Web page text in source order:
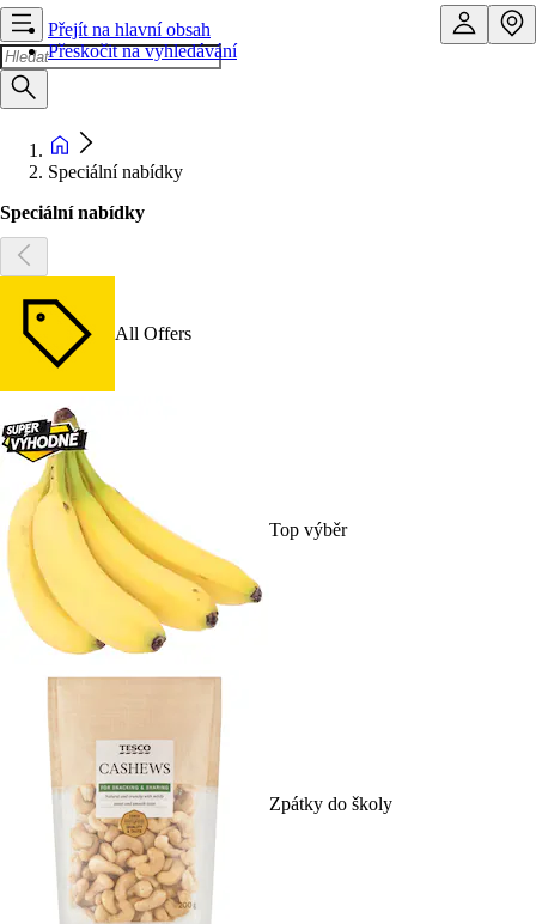
Přejít na hlavní obsah
Přeskočit na vyhledávání
Speciální nabídky
Speciální nabídky
All Offers
Top výběr
Zpátky do školy